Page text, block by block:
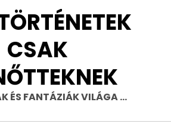
CSAK
ÉS FANTÁZIÁK VILÁGA …